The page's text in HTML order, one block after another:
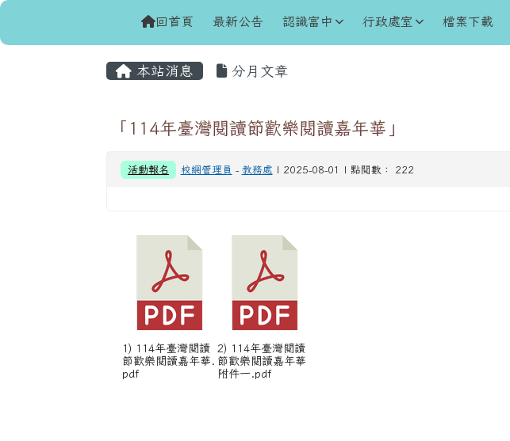
跳至主內容區
花蓮縣立富里國民中學
導覽列 回首頁 最新公告 認識富中 行政處室 檔案下載
主內容區域
本站消息 分月文章
「114年臺灣閱讀節歡樂閱讀嘉年華」
活動報名 校網管理員 - 教務處 | 2025-08-01 | 點閱數： 222
1) 114年臺灣閱讀
節歡樂閱讀嘉年華.
pdf
2) 114年臺灣閱讀
節歡樂閱讀嘉年華
附件一.pdf